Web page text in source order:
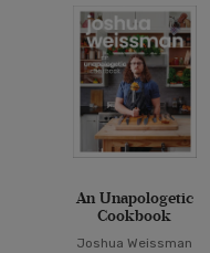
An Unapologetic
Cookbook
Joshua Weissman